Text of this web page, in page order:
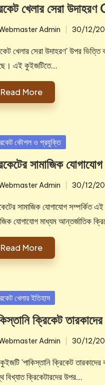
খেলার সেরা
Admin 30/12/
খেলার সেরা উদাহরণ' উপর
এই কুইজটিতে…
Read More
কৌশল ও প্রযুক্তি
সামাজিক
Admin 30/12/
সামাজিক যোগাযোগ সম্পর্কিত
যোগাযোগ মাধ্যম আন্তর্জাতিক
Read More
খেলার ইতিহাস
ক্রিকেট
Admin 30/12/
'পাকিস্তানি ক্রিকেট তারকাদের
বিখ্যাত ক্রিকেটারদের উপর…